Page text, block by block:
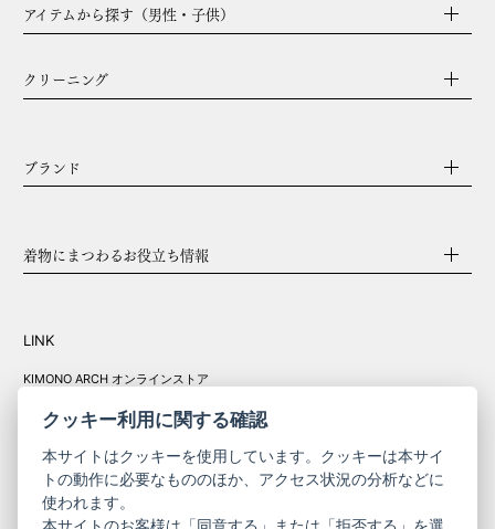
アイテムから探す（男性・子供）
クリーニング
ブランド
着物にまつわるお役立ち情報
LINK
KIMONO ARCH オンラインストア
きものやまと振
クッキー利用に関する確認
本サイトはクッキーを使用しています。クッキーは本サイ
トの動作に必要なもののほか、アクセス状況の分析などに
使われます。
本サイトのお客様は「同意する」または「拒否する」を選